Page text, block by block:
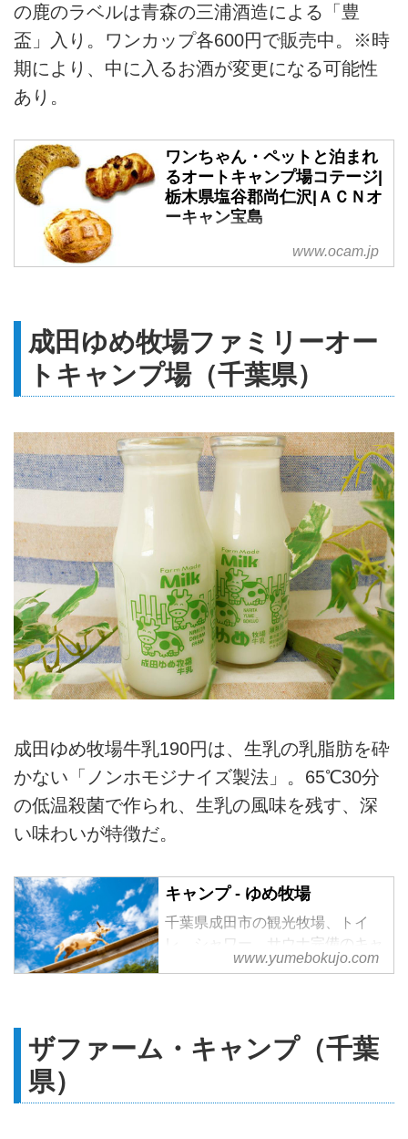
の鹿のラベルは青森の三浦酒造による「豊
盃」入り。ワンカップ各600円で販売中。※時
期により、中に入るお酒が変更になる可能性
あり。
ワンちゃん・ペットと泊まれ
るオートキャンプ場コテージ|
栃木県塩谷郡尚仁沢|ＡＣＮオ
ーキャン宝島
ワンちゃん・ペットと泊まれるキ
ャンプ場はここ！栃木県塩谷郡の
コテージはもちろん、ワンちゃん
も遊べる、尚仁沢のおいしい水も
あって、楽しさいっぱい！
www.ocam.jp
成田ゆめ牧場ファミリーオー
トキャンプ場（千葉県）
成田ゆめ牧場牛乳190円は、生乳の乳脂肪を砕
かない「ノンホモジナイズ製法」。65℃30分
の低温殺菌で作られ、生乳の風味を残す、深
い味わいが特徴だ。
キャンプ - ゆめ牧場
千葉県成田市の観光牧場、トイ
レ、シャワー、サウナ完備のキャ
ンプ場。ドッグランも併設。乳製
www.yumebokujo.com
ザファーム・キャンプ（千葉
県）